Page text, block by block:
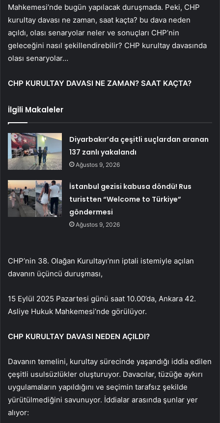
Mahkemesi’nde bugün yapılacak duruşmada. Peki, CHP
kurultay davası ne zaman, saat kaçta? bu dava neden
açıldı, olası senaryolar neler ve sonuçları CHP’nin
geleceğini nasıl şekillendirebilir? CHP kurultay davasında
olası senaryolar…
CHP KURULTAY DAVASI NE ZAMAN? SAAT KAÇTA?
İlgili Makaleler
Diyarbakır’da çeşitli suçlardan aranan
137 zanlı yakalandı
Ağustos 9, 2026
İstanbul gezisi kabusa döndü! Rus
turistten “Welcome to Türkiye”
göndermesi
Ağustos 9, 2026
CHP’nin 38. Olağan Kurultayı’nın iptali istemiyle açılan
davanın üçüncü duruşması,
15 Eylül 2025 Pazartesi günü saat 10.00’da, Ankara 42.
Asliye Hukuk Mahkemesi’nde görülüyor.
CHP KURULTAY DAVASI NEDEN AÇILDI?
Davanın temelini, kurultay sürecinde yaşandığı iddia edilen
çeşitli usulsüzlükler oluşturuyor. Davacılar, tüzüğe aykırı
uygulamaların yapıldığını ve seçimin tarafsız şekilde
yürütülmediğini savunuyor. İddialar arasında şunlar yer
alıyor: